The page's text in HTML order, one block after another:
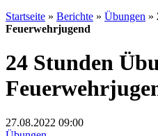
Startseite » Berichte » Übungen »
Feuerwehrjugend
24 Stunden
27.08.2022 09:00